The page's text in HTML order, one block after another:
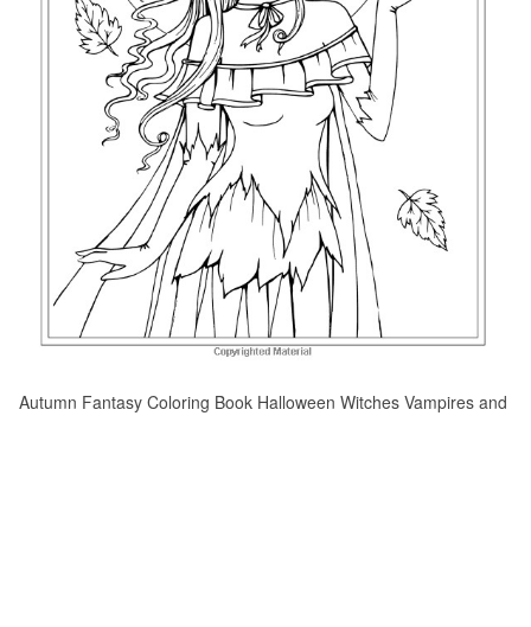
Autumn Fantasy Coloring Book Halloween Witches Vampires and